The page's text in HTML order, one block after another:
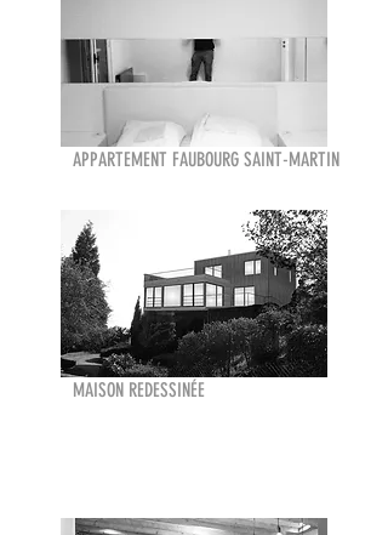
APPARTEMENT FAUBOURG SAINT-MARTIN
MAISON REDESSINÉE